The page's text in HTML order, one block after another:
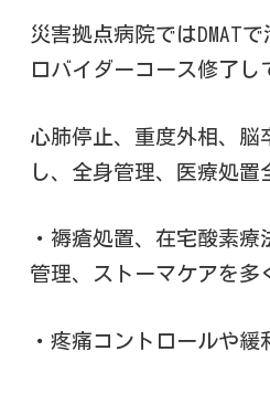
災害拠点病院ではDMATで
ロバイダーコース修了し
心肺停止、重度外相、脳
し、全身管理、医療処置
・褥瘡処置、在宅酸素
管理、ストーマケアを多
・疼痛コントロールや緩